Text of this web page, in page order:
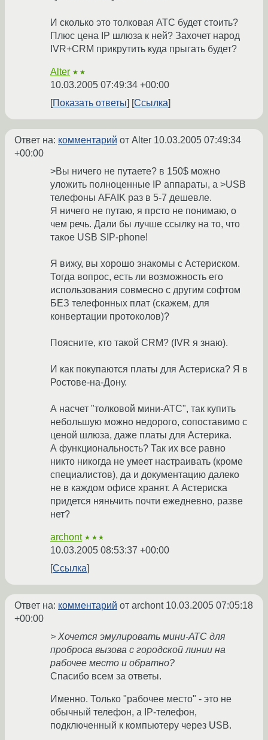
И сколько это толковая АТС будет стоить?
Плюс цена IP шлюза к ней? Захочет народ
IVR+CRM прикрутить куда прыгать будет?
Alter ★★
10.03.2005 07:49:34 +00:00
Показать ответы
Ссылка
Ответ на: комментарий от Alter 10.03.2005 07:49:34
+00:00
>Вы ничего не путаете? в 150$ можно
уложить полноценные IP аппараты, а >USB
телефоны AFAIK раз в 5-7 дешевле.
Я ничего не путаю, я прсто не понимаю, о
чем речь. Дали бы лучше ссылку на то, что
такое USB SIP-phone!
Я вижу, вы хорошо знакомы с Астериском.
Тогда вопрос, есть ли возможность его
использования совмесно с другим софтом
БЕЗ телефонных плат (скажем, для
конвертации протоколов)?
Поясните, кто такой CRM? (IVR я знаю).
И как покупаются платы для Астериска? Я в
Ростове-на-Дону.
А насчет "толковой мини-АТС", так купить
небольшую можно недорого, сопоставимо с
ценой шлюза, даже платы для Астерика.
А функциональность? Так их все равно
никто никогда не умеет настраивать (кроме
специалистов), да и документацию далеко
не в каждом офисе хранят. А Астериска
придется няньчить почти ежедневно, разве
нет?
archont ★★★
10.03.2005 08:53:37 +00:00
Ссылка
Ответ на: комментарий от archont 10.03.2005 07:05:18
+00:00
> Хочется эмулировать мини-АТС для
проброса вызова с городской линии на
рабочее место и обратно?
Спасибо всем за ответы.
Именно. Только "рабочее место" - это не
обычный телефон, а IP-телефон,
подключенный к компьютеру через USB.